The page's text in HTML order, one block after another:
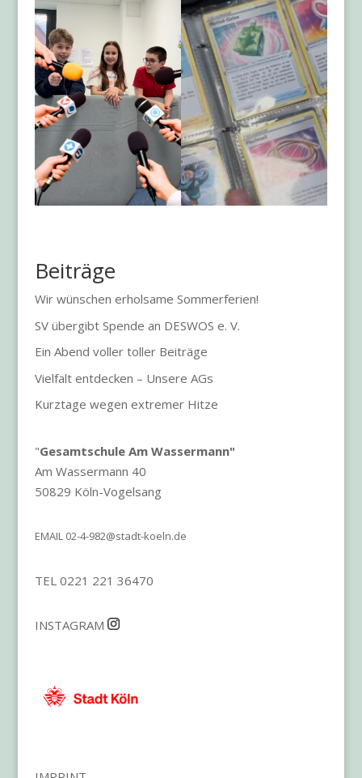
Beiträge
Wir wünschen erholsame Sommerferien!
SV übergibt Spende an DESWOS e. V.
Ein Abend voller toller Beiträge
Vielfalt entdecken – Unsere AGs
Kurztage wegen extremer Hitze
"Gesamtschule Am Wassermann"
Am Wassermann 40
50829 Köln-Vogelsang
EMAIL 02-4-982@stadt-koeln.de
TEL 0221 221 36470
INSTAGRAM